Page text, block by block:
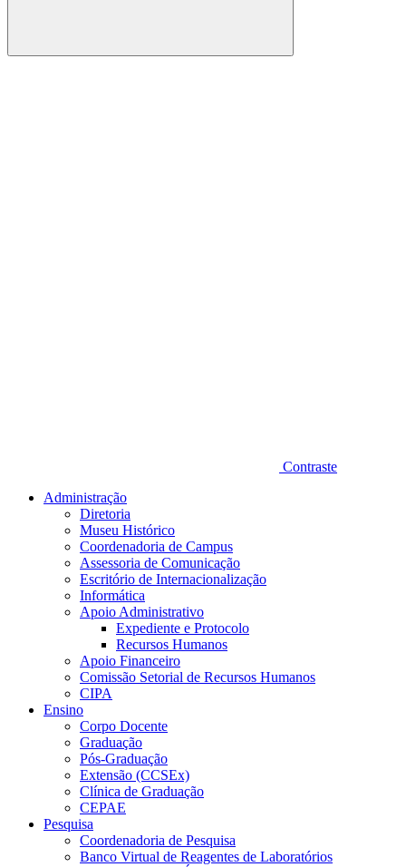
Buscar
Contraste
Administração
Diretoria
Museu Histórico
Coordenadoria de Campus
Assessoria de Comunicação
Escritório de Internacionalização
Informática
Apoio Administrativo
Expediente e Protocolo
Recursos Humanos
Apoio Financeiro
Comissão Setorial de Recursos Humanos
CIPA
Ensino
Corpo Docente
Graduação
Pós-Graduação
Extensão (CCSEx)
Clínica de Graduação
CEPAE
Pesquisa
Coordenadoria de Pesquisa
Banco Virtual de Reagentes de Laboratórios